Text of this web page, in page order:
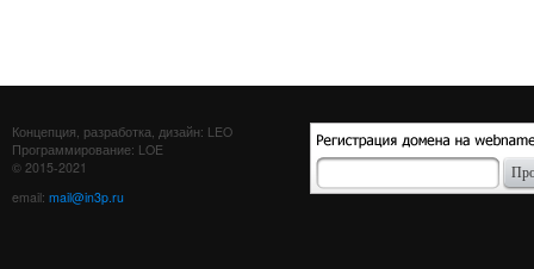
Концепция, разработка, дизайн: LEO
Программирование: LOE
© 2015-2021
email: mail@in3p.ru